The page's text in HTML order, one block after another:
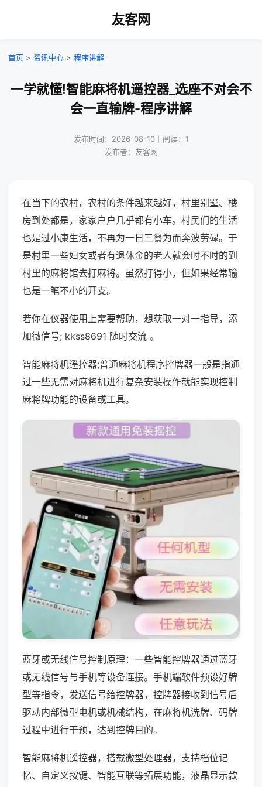
友客网
首页 > 资讯中心 > 程序讲解
一学就懂!智能麻将机遥控器_选座不对会不
会一直输牌-程序讲解
发布时间：2026-08-10｜阅读：1
发布者：友客网
在当下的农村，农村的条件越来越好，村里别墅、楼
房到处都是，家家户户几乎都有小车。村民们的生活
也是过小康生活，不再为一日三餐为而奔波劳碌。于
是村里一些妇女或者有退休金的老人就会时不时的到
村里的麻将馆去打麻将。虽然打得小，但如果经常输
也是一笔不小的开支。
若你在仪器使用上需要帮助，想获取一对一指导，添
加微信号; kkss8691 随时交流 。
智能麻将机遥控器;普通麻将机程序控牌器一般是指通
过一些无需对麻将机进行复杂安装操作就能实现控制
麻将牌功能的设备或工具。
蓝牙或无线信号控制原理：一些智能控牌器通过蓝牙
或无线信号与手机等设备连接。手机端软件预设好牌
型等指令，发送信号给控牌器，控牌器接收到信号后
驱动内部微型电机或机械结构，在麻将机洗牌、码牌
过程中进行干预，达到控牌目的。
智能麻将机遥控器，搭载微型处理器，支持档位记
忆、自定义按键、智能互联等拓展功能，液晶显示款